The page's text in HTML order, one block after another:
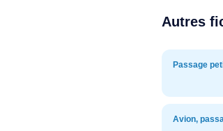
Autres
Passage
Avion,